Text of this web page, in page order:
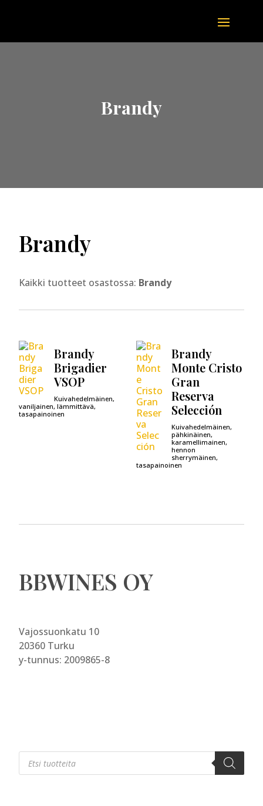
Brandy
Brandy
Kaikki tuotteet osastossa: Brandy
Brandy
Brigadier
VSOP
Kuivahedelmäinen,
vaniljainen, lämmittävä,
tasapainoinen
Brandy
Monte Cristo
Gran
Reserva
Selección
Kuivahedelmäinen,
pähkinäinen,
karamellimainen,
hennon
sherrymäinen,
tasapainoinen
BBWINES OY
Vajossuonkatu 10
20360 Turku
y-tunnus: 2009865-8
Products
search